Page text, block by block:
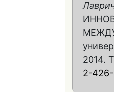
2014.
2-